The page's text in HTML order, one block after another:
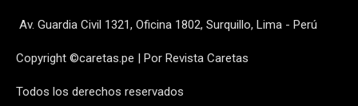
Av. Guardia Civil 1321, Oficina 1802, Surquillo, Lima - Perú
Copyright ©caretas.pe | Por Revista Caretas
Todos los derechos reservados